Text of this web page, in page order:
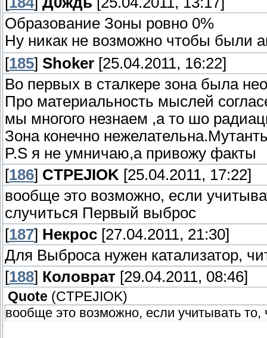
Образование Зоны ровно 0%
Ну никак не возможно чтобы были
[185] Shoker [25.04.2011, 16:22]
Во первых в сталкере зона была
Про материальность мыслей
мы многого незнаем ,а то шо
Зона конечно
P.S я не умничаю,а привожу факты
[186] CTPEJIOK [25.04.2011, 17:22]
вообще это возможно, если
случиться Первый выброс
[187] Некрос [27.04.2011, 21:30]
Для Выброса нужен катализатор,
[188] Коловрат [29.04.2011, 08:46]
Quote (CTPEJIOK)
вообще это возможно, если учитывать